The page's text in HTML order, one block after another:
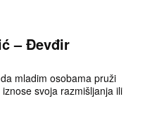
– Đevđir
mladim osobama pruži
svoja razmišljanja ili